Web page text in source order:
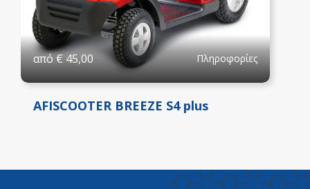
από€ 45,00 Πληροφορίες
AFISCOOTER BREEZE S4 plus